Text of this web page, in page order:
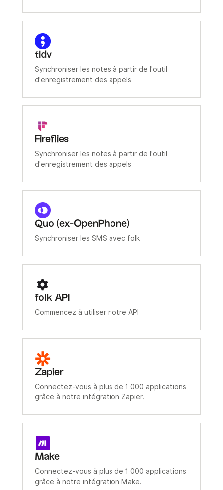
tldv
Synchroniser les notes à partir de l'outil
d'enregistrement des appels
Fireflies
Synchroniser les notes à partir de l'outil
d'enregistrement des appels
Quo (ex-OpenPhone)
Synchroniser les SMS avec folk
folk API
Commencez à utiliser notre API
Zapier
Connectez-vous à plus de 1 000 applications
grâce à notre intégration Zapier.
Make
Connectez-vous à plus de 1 000 applications
grâce à notre intégration Make.